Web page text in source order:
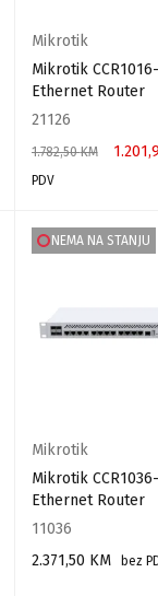
Mikrotik
Mikrotik CCR1016-
Ethernet Router
21126
1.782,50KM
PDV
NEMA NA STANJU
Mikrotik
Mikrotik CCR1036-
Ethernet Router
11036
2.371,50 KM
bez